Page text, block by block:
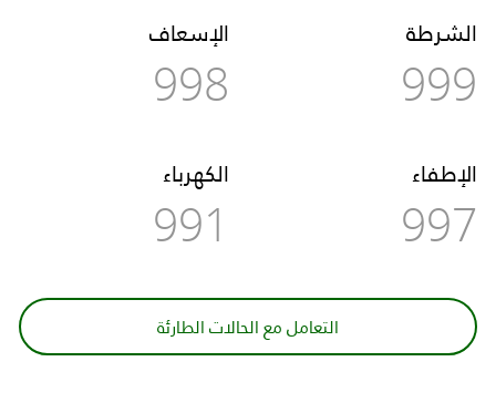
الشرطة
999
الإسعاف
998
الإطفاء
997
الكهرباء
991
التعامل مع الحالات الطارئة